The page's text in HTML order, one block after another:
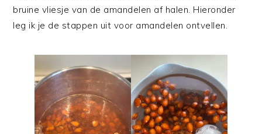
bruine vliesje van de amandelen af halen. Hieronder
leg ik je de stappen uit voor amandelen ontvellen.